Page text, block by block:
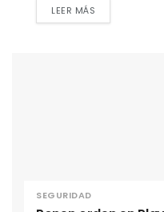
LEER MÁS
SEGURIDAD